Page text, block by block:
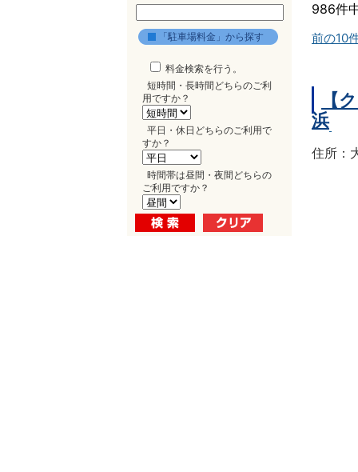
「駐車場料金」から探す
料金検索を行う。
短時間・長時間どちらのご利
用ですか？
平日・休日どちらのご利用で
すか？
時間帯は昼間・夜間どちらの
ご利用ですか？
986件
前の10
【
浜
住所：